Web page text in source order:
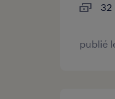
32
publié